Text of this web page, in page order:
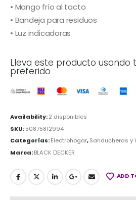
• Mango frío al tacto
• Bandeja para residuos
• Luz indicadoras
Lleva este producto usando
preferido
Availability:2 disponibles
SKU:50875812994
Categorías:Electrohogar,Sanducheras y
Marca:BLACK DECKER
ADD